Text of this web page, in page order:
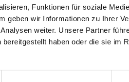
Funktionen für soziale
geben wir Informationen zu Ihrer
weiter. Unsere Partner
haben oder die sie im
es mega
mitgemacht
Bin mega
gut erklärt